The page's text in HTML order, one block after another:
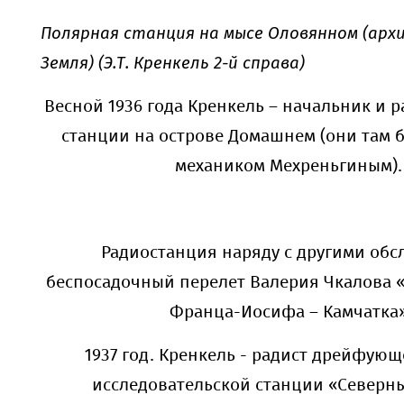
Полярная станция на мысе Оловянном
Земля) (Э.Т. Кренкель 2-й справа)
Весной 1936 года Кренкель – начальник и
станции на острове Домашнем (они там
механиком Мехреньгиным).
Радиостанция наряду с другими
беспосадочный перелет Валерия Чкалова
Франца-Иосифа –
1937 год. Кренкель - радист
исследовательской станции